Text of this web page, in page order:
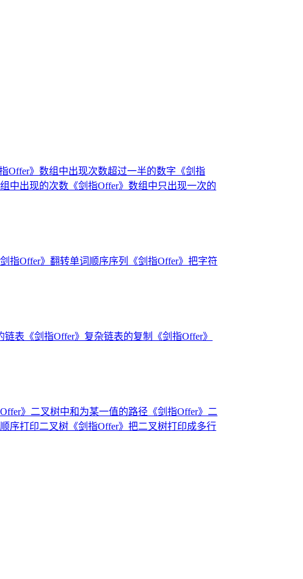
指Offer》数组中出现次数超过一半的数字 《剑指
中出现的次数 《剑指Offer》数组中只出现一次的
剑指Offer》翻转单词顺序序列
《剑指Offer》把字符
链表 《剑指Offer》复杂链表的复制
《剑指Offer》
Offer》二叉树中和为某一值的路径 《剑指Offer》二
序打印二叉树 《剑指Offer》把二叉树打印成多行